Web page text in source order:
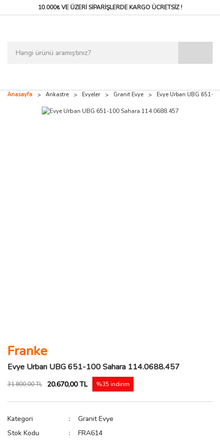
10.000₺ VE ÜZERİ SİPARİŞLERDEKARGO ÜCRETSİZ !
Anasayfa Ankastre Evyeler Granit Evye Evye Urban UBG 651-
Franke
Evye Urban UBG 651-100 Sahara 114.0688.457
31.800,00 TL 20.670,00 TL %35 indirim
Kategori
Granit Evye
Stok Kodu
FRA614